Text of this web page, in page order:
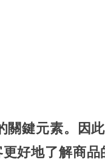
關鍵元素。因
好地了解商品